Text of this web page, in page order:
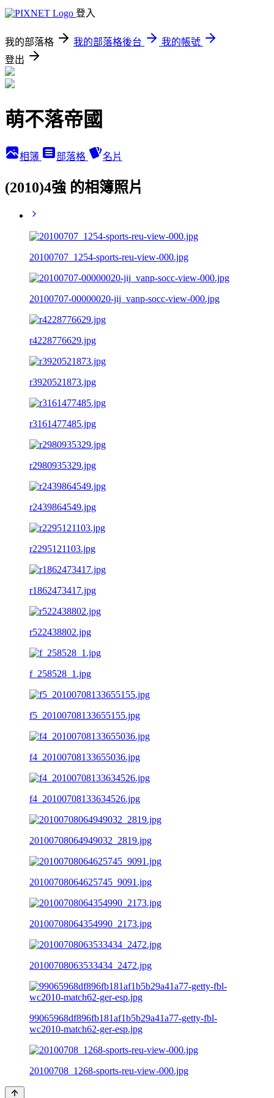
登入
我的部落格 我的部落格後台
我的帳號
登出
萌不落帝國
相簿 部落格 名片
(2010)4強 的相簿照片
20100707_1254-sports-reu-view-000.jpg
20100707-00000020-jij_vanp-socc-view-000.jpg
r4228776629.jpg
r3920521873.jpg
r3161477485.jpg
r2980935329.jpg
r2439864549.jpg
r2295121103.jpg
r1862473417.jpg
r522438802.jpg
f_258528_1.jpg
f5_20100708133655155.jpg
f4_20100708133655036.jpg
f4_20100708133634526.jpg
20100708064949032_2819.jpg
20100708064625745_9091.jpg
20100708064354990_2173.jpg
20100708063533434_2472.jpg
99065968df896fb181af1b5b29a41a77-getty-fbl-
wc2010-match62-ger-esp.jpg
20100708_1268-sports-reu-view-000.jpg